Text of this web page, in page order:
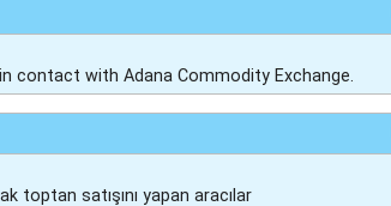
with Adana Commodity Exchange.
toptan satışını yapan aracılar